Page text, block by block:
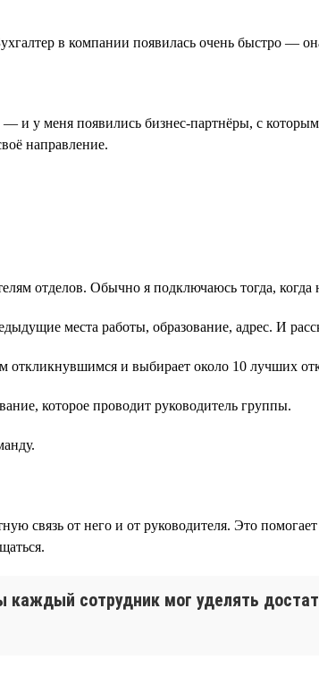
в компании появилась очень быстро
и у меня появились бизнес-партнёры, с
направление.
отделов. Обычно я подключаюсь тогда,
места работы, образование, адрес. И
откликнувшимся и выбирает около 10 лучших
которое проводит руководитель группы.
связь от него и от руководителя. Это
каждый сотрудник мог уделять